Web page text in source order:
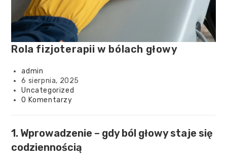
Rola fizjoterapii w bólach głowy
admin
6 sierpnia, 2025
Uncategorized
0 Komentarzy
1. Wprowadzenie – gdy ból głowy staje się
codziennością